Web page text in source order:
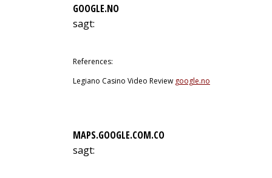
GOOGLE.NO
sagt:
References:
Legiano Casino Video Review google.no
MAPS.GOOGLE.COM.CO
sagt: